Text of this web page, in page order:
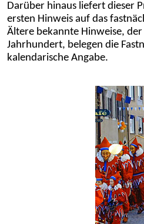
Darüber hinaus liefert dieser
ersten Hinweis auf das
Ältere bekannte Hinweise,
Jahrhundert, belegen die
kalendarische Angabe.